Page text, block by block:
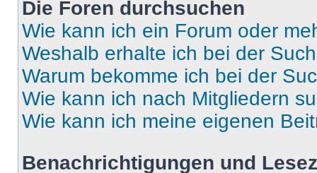
Die Foren durchsuchen
Wie kann ich ein Forum oder
Weshalb erhalte ich bei der
Warum bekomme ich bei der
Wie kann ich nach Mitgliedern
Wie kann ich meine eigenen
Benachrichtigungen und